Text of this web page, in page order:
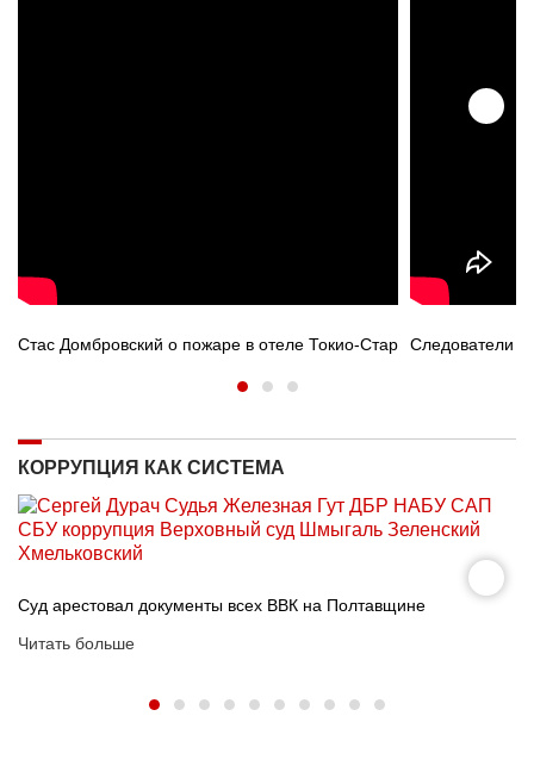
Стас Домбровский о пожаре в отеле Токио-Стар Следователи
КОРРУПЦИЯ КАК СИСТЕМА
Суд арестовал документы всех ВВК на Полтавщине
Читать больше